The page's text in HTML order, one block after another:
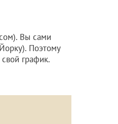
Вы сами
Поэтому
график.